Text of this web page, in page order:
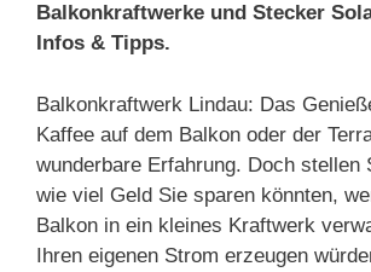
Balkonkraftwerke und Stecker
Infos & Tipps.
Balkonkraftwerk Lindau: Das
Kaffee auf dem Balkon oder der
wunderbare Erfahrung. Doch stellen
wie viel Geld Sie sparen könnten,
Balkon in ein kleines Kraftwerk
Ihren eigenen Strom erzeugen